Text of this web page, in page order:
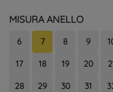
MISURA ANELLO
6 7 8 9
17 18 19 20
28 29 30 31